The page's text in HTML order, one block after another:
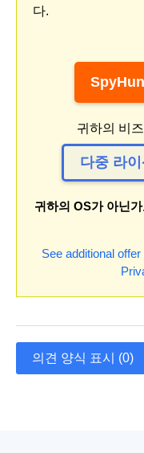
다.
귀하의 비
다중 라
귀하의 OS가 아닌
See additional
의견 양식 표시 (0)